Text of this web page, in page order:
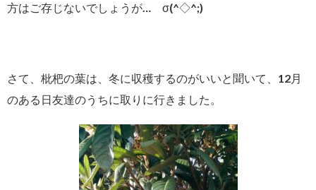
方はご存じないでしょうが… σ(^◇^;)
さて、枇杷の葉は、冬に収穫するのがいいと聞いて、12月
のある日友達のうちに取りに行きました。